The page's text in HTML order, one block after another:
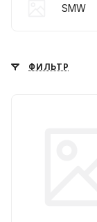
SMW
ФИЛЬТР